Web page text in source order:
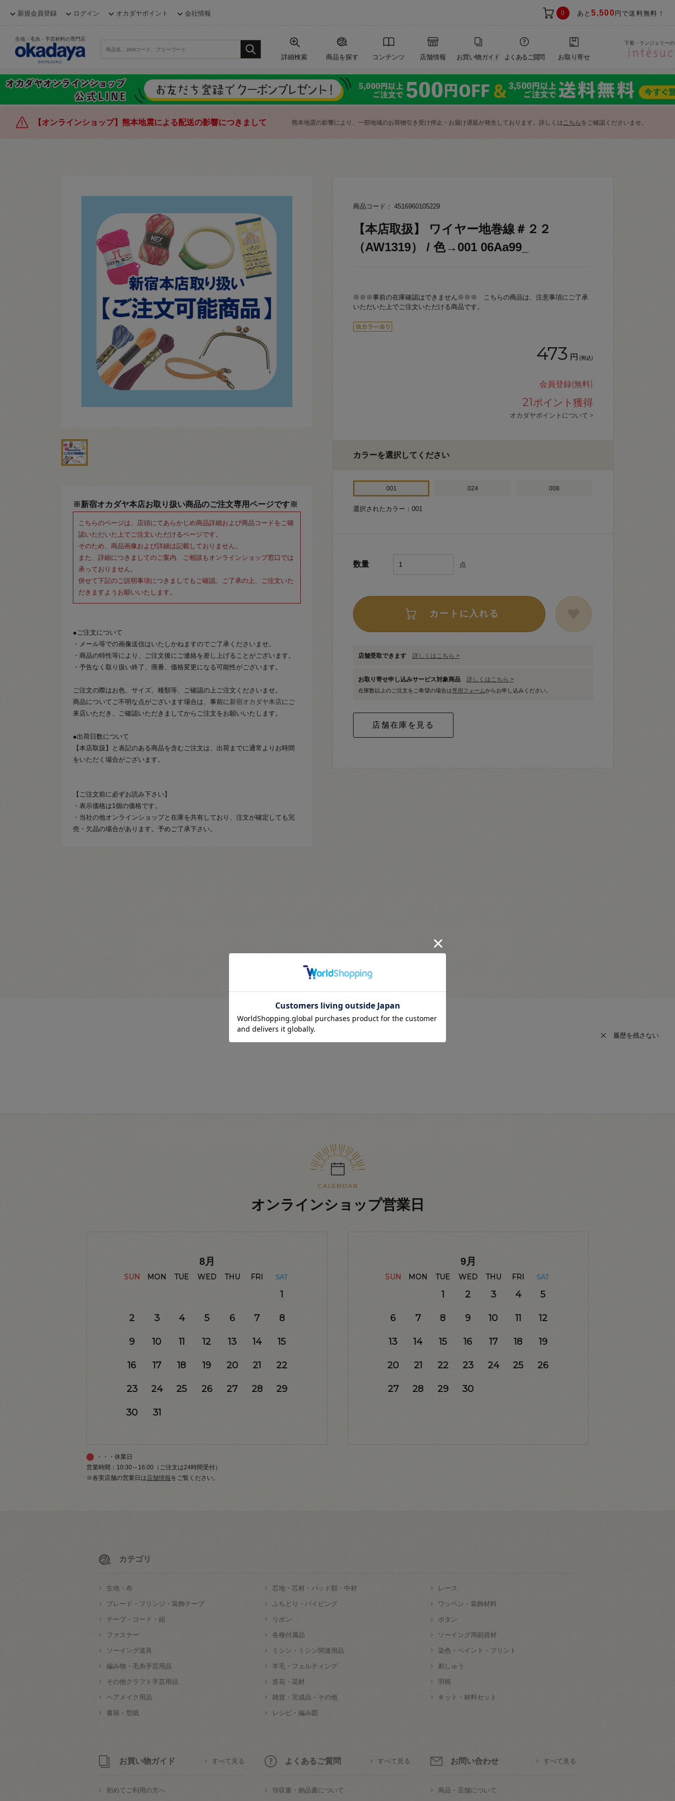
新規会員登録 ログイン オカダヤポイント 会社情報 0 あと5,500 円で送料無料！
生地・毛糸・手芸材料の専門店
詳細検索 商品を探す コンテンツ 店舗情報 お買い物ガイド よくあるご質問 お取り寄せ
下着・ランジェリー
【オンラインショップ】熊本地震による配送の影響につきまして 熊本地震の影響により、一部地域のお荷物引き受け停止・お届け遅延が発生しております。詳しくはこちら をご確認くださいませ。
※新宿オカダヤ本店お取り扱い商品のご注文専用ページです※
こちらのページは、店頭にてあらかじめ商品詳細および商品コードをご確
認いただいた上でご注文いただけるページです。
そのため、商品画像および詳細は記載しておりません。
また、詳細につきましてのご案内、ご相談もオンラインショップ窓口では
承っておりません。
併せて下記のご説明事項につきましてもご確認、ご了承の上、ご注文いた
だきますようお願いいたします。
●ご注文について
・メール等での画像送信はいたしかねますのでご了承くださいませ。
・商品の特性等により、ご注文後にご連絡を差し上げることがございます。
・予告なく取り扱い終了、廃番、価格変更になる可能性がございます。
ご注文の際はお色、サイズ、種類等、ご確認の上ご注文くださいませ。
商品についてご不明な点がございます場合は、事前に 新宿オカダヤ本店にご
来店いただき、ご確認いただきましてからご注文をお願いいたします。
●出荷日数について
【本店取扱】と表記のある商品を含むご注文は、出荷までに通常よりお時間
をいただく場合がございます。
【ご注文前に必ずお読み下さい】
・表示価格は1個の価格です。
・当社の他オンラインショップと在庫を共有しており、注文が確定しても完
売・欠品の場合があります。予めご了承下さい。
商品コード： 4516960105229
【本店取扱】 ワイヤー地巻線＃２２
（AW1319） / 色→001 06Aa99_
※※※事前の在庫確認はできません※※※ こちらの商品は、注意事項にご了承
いただいた上でご注文いただける商品です。
473 円 (税込)
会員登録(無料)
21ポイント獲得
オカダヤポイントについて >
カラーを選択してください
001 024 008
選択されたカラー：001
数量 点
カートに入れる
店舗受取できます 詳しくはこちら >
お取り寄せ申し込みサービス対象商品 詳しくはこちら >
在庫数以上のご注文をご希望の場合は専用フォームからお申し込みください。
最近見た商品 履歴を残さない
オンラインショップ営業日
8月
SUN MON TUE WED THU FRI SAT
1
2 3 4 5 6 7 8
9 10 11 12 13 14 15
16 17 18 19 20 21 22
23 24 25 26 27 28 29
30 31
9月
SUN MON TUE WED THU FRI SAT
1 2 3 4 5
6 7 8 9 10 11 12
13 14 15 16 17 18 19
20 21 22 23 24 25 26
27 28 29 30
・・・休業日
営業時間：10:30～16:00（ご注文は24時間受付）
※各実店舗の営業日は店舗情報をご覧ください。
カテゴリ
生地・布 芯地・芯材・パッド類・中材 レース
ブレード・フリンジ・装飾テープ ふちどり・パイピング ワッペン・装飾材料
テープ・コード・紐 リボン ボタン
ファスナー 各種付属品 ソーイング用副資材
ソーイング道具 ミシン・ミシン関連用品 染色・ペイント・プリント
編み物・毛糸手芸用品 羊毛・フェルティング 刺しゅう
その他クラフト手芸用品 造花・花材 羽根
ヘアメイク用品 雑貨・完成品・その他 キット・材料セット
書籍・型紙 レシピ・編み図
お買い物ガイド すべて見る
初めてご利用の方へ
よくあるご質問 すべて見る
領収書・納品書について
お問い合わせ すべて見る
商品・店舗について